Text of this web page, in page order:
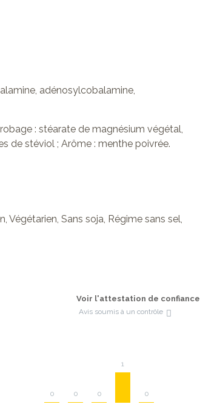
adénosylcobalamine,
: stéarate de magnésium végétal,
de stéviol ; Arôme : menthe poivrée.
Végétarien, Sans soja, Régime sans sel,
Voir l'attestation de confiance
Avis soumis à un contrôle
0 0 0
1
0